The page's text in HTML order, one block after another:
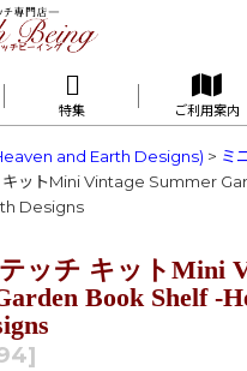
特集 ご利用案内
and Earth Designs) > ミ
キットMini Vintage Summer
Designs
ッチ キットMini
Book Shelf -
]